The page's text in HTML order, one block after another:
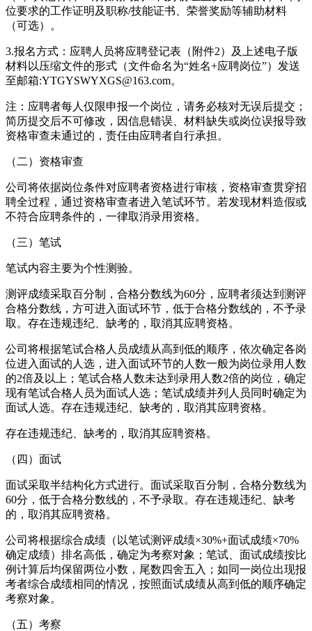
位要求的工作证明及职称/技能证书、荣誉奖励等辅助材料
（可选）。
3.报名方式：应聘人员将应聘登记表（附件2）及上述电子版
材料以压缩文件的形式（文件命名为“姓名+应聘岗位”）发送
至邮箱:YTGYSWYXGS@163.com。
注：应聘者每人仅限申报一个岗位，请务必核对无误后提交；
简历提交后不可修改，因信息错误、材料缺失或岗位误报导致
资格审查未通过的，责任由应聘者自行承担。
（二）资格审查
公司将依据岗位条件对应聘者资格进行审核，资格审查贯穿招
聘全过程，通过资格审查者进入笔试环节。若发现材料造假或
不符合应聘条件的，一律取消录用资格。
（三）笔试
笔试内容主要为个性测验。
测评成绩采取百分制，合格分数线为60分，应聘者须达到测评
合格分数线，方可进入面试环节，低于合格分数线的，不予录
取。存在违规违纪、缺考的，取消其应聘资格。
公司将根据笔试合格人员成绩从高到低的顺序，依次确定各岗
位进入面试的人选，进入面试环节的人数一般为岗位录用人数
的2倍及以上；笔试合格人数未达到录用人数2倍的岗位，确定
现有笔试合格人员为面试人选；笔试成绩并列人员同时确定为
面试人选。存在违规违纪、缺考的，取消其应聘资格。
存在违规违纪、缺考的，取消其应聘资格。
（四）面试
面试采取半结构化方式进行。面试采取百分制，合格分数线为
60分，低于合格分数线的，不予录取。存在违规违纪、缺考
的，取消其应聘资格。
公司将根据综合成绩（以笔试测评成绩×30%+面试成绩×70%
确定成绩）排名高低，确定为考察对象；笔试、面试成绩按比
例计算后均保留两位小数，尾数四舍五入；如同一岗位出现报
考者综合成绩相同的情况，按照面试成绩从高到低的顺序确定
考察对象。
（五）考察